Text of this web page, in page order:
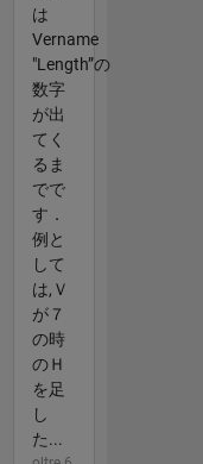
は
Vername
"Length”の
数字
が出
てく
るま
でで
す．
例と
して
は,Ｖ
が７
の時
のＨ
を足
し
た...